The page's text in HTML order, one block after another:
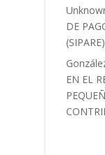
DE
(SIPARE)
EN EL